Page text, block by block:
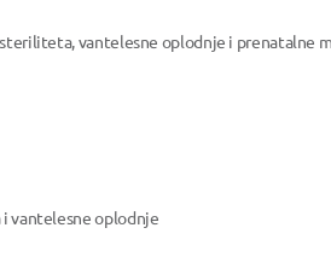
vantelesne oplodnje i prenatalne
vantelesne oplodnje